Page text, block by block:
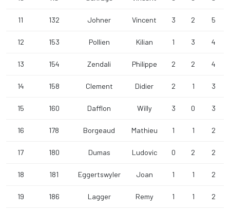
11 132 Johner Vincent 3 2 5
12 153 Pollien Kilian 1 3 4
13 154 Zendali Philippe 2 2 4
14 158 Clement Didier 2 1 3
15 160 Dafflon Willy 3 0 3
16 178 Borgeaud Mathieu 1 1 2
17 180 Dumas Ludovic 0 2 2
18 181 Eggertswyler Joan 1 1 2
19 186 Lagger Remy 1 1 2